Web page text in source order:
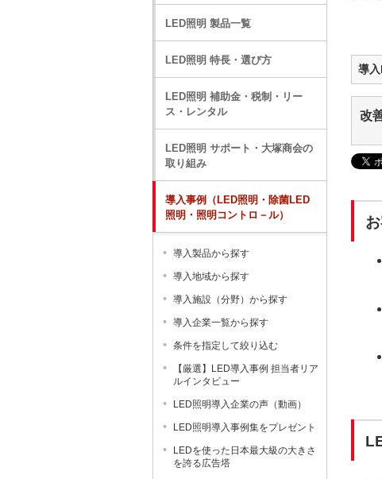
導
改
LED照明 製品一覧
LED照明 特長・選び方
LED照明 補助金・税制・リー
ス・レンタル
LED照明 サポート・大塚商会の
取り組み
導入事例（LED照明・除菌LED
照明・照明コントロ－ル）
導入製品から探す
導入地域から探す
導入施設（分野）から探す
導入企業一覧から探す
条件を指定して絞り込む
【厳選】LED導入事例 担当者リア
ルインタビュー
LED照明導入企業の声（動画）
LED照明導入事例集をプレゼント
LEDを使った日本最大級の大きさ
を誇る広告塔